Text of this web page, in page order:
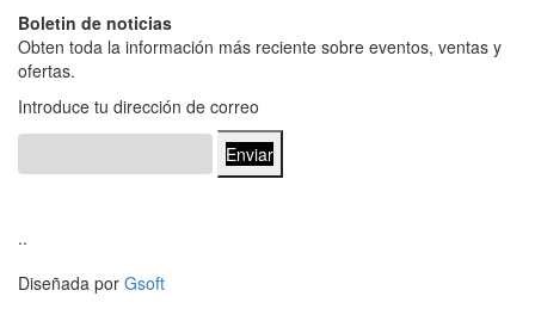
Boletin de noticias
Obten toda la información más reciente sobre eventos, ventas y
ofertas.
Introduce tu dirección de correo
Enviar
..
Diseñada por Gsoft